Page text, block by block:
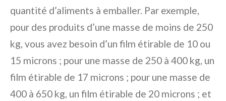
quantité d’aliments à emballer. Par exemple,
pour des produits d’une masse de moins de 250
kg, vous avez besoin d’un film étirable de 10 ou
15 microns ; pour une masse de 250 à 400 kg, un
film étirable de 17 microns ; pour une masse de
400 à 650 kg, un film étirable de 20 microns ; et